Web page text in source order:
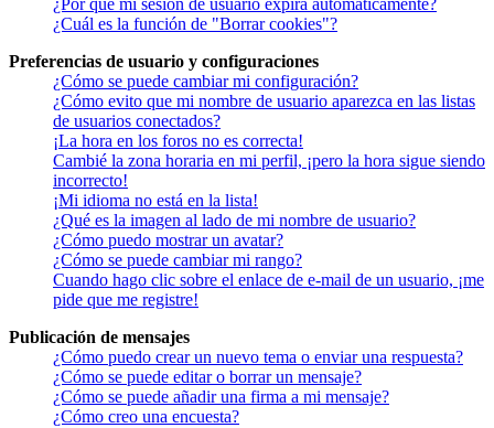
¿Cuál es la función de "Borrar cookies"?
Preferencias de usuario y configuraciones
¿Cómo se puede cambiar mi configuración?
¿Cómo evito que mi nombre de usuario aparezca en las listas
de usuarios conectados?
¡La hora en los foros no es correcta!
Cambié la zona horaria en mi perfil, ¡pero la hora sigue siendo
incorrecto!
¡Mi idioma no está en la lista!
¿Qué es la imagen al lado de mi nombre de usuario?
¿Cómo puedo mostrar un avatar?
¿Cómo se puede cambiar mi rango?
Cuando hago clic sobre el enlace de e-mail de un usuario, ¡me
pide que me registre!
Publicación de mensajes
¿Cómo puedo crear un nuevo tema o enviar una respuesta?
¿Cómo se puede editar o borrar un mensaje?
¿Cómo se puede añadir una firma a mi mensaje?
¿Cómo creo una encuesta?